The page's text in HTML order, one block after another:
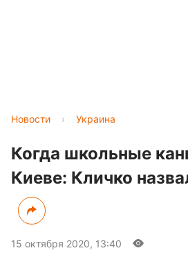
Новости › Украина
Когда школьные
Киеве: Кличко
15 октября 2020, 13:40